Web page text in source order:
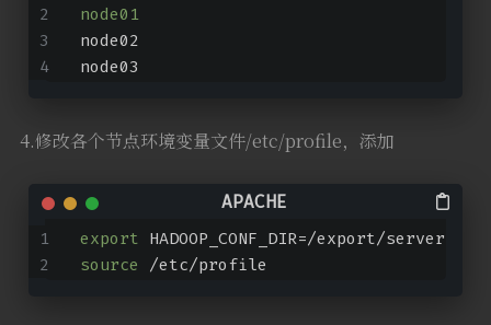
node01
node02
node03
4.修改各个节点环境变量文件/etc/profile，添加
export HADOOP_CONF_DIR=/export/servers/
source /etc/profile